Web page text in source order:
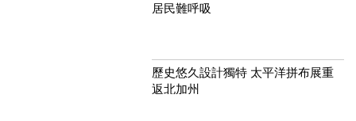
居民難呼吸
歷史悠久設計獨特 太平洋拼布展重
返北加州